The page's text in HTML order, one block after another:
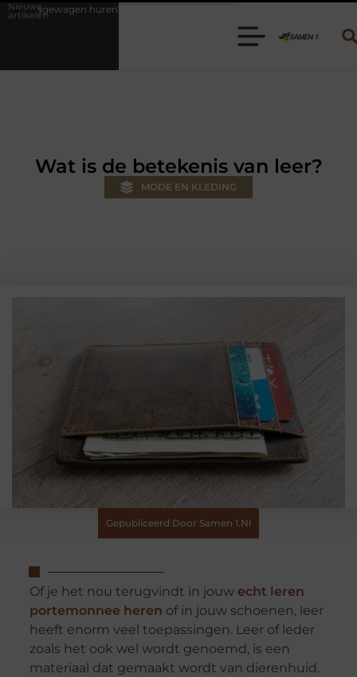
Nieuwe
artikelen
Kies de juiste aanhanger voor jouw klus
Wat is de betekenis van leer?
MODE EN KLEDING
Gepubliceerd Door Samen 1.nl
Of je het nou terugvindt in jouw echt leren
portemonnee heren of in jouw schoenen, leer
heeft enorm veel toepassingen. Leer of leder
zoals het ook wel wordt genoemd, is een
materiaal dat gemaakt wordt van dierenhuid.